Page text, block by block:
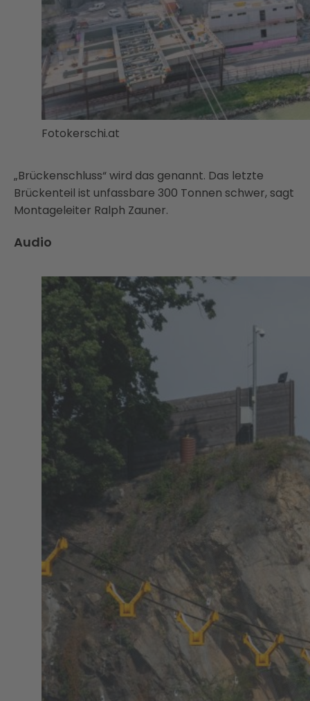
Fotokerschi.at
„Brückenschluss“ wird das genannt. Das letzte
Brückenteil ist unfassbare 300 Tonnen schwer, sagt
Montageleiter Ralph Zauner.
Audio